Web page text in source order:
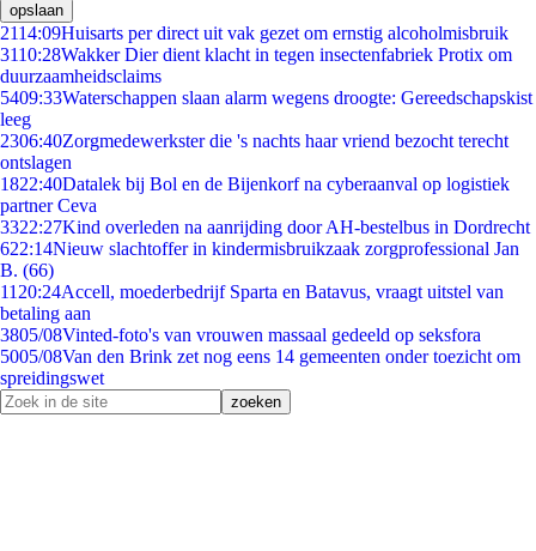
opslaan
2114:09Huisarts per direct uit vak gezet om ernstig alcoholmisbruik
3110:28Wakker Dier dient klacht in tegen insectenfabriek Protix om
duurzaamheidsclaims
5409:33Waterschappen slaan alarm wegens droogte: Gereedschapskist
leeg
2306:40Zorgmedewerkster die 's nachts haar vriend bezocht terecht
ontslagen
1822:40Datalek bij Bol en de Bijenkorf na cyberaanval op logistiek
partner Ceva
3322:27Kind overleden na aanrijding door AH-bestelbus in Dordrecht
622:14Nieuw slachtoffer in kindermisbruikzaak zorgprofessional Jan
B. (66)
11 20:24Accell, moederbedrijf Sparta en Batavus, vraagt uitstel van
betaling aan
3805/08Vinted-foto's van vrouwen massaal gedeeld op seksfora
5005/08Van den Brink zet nog eens 14 gemeenten onder toezicht om
spreidingswet